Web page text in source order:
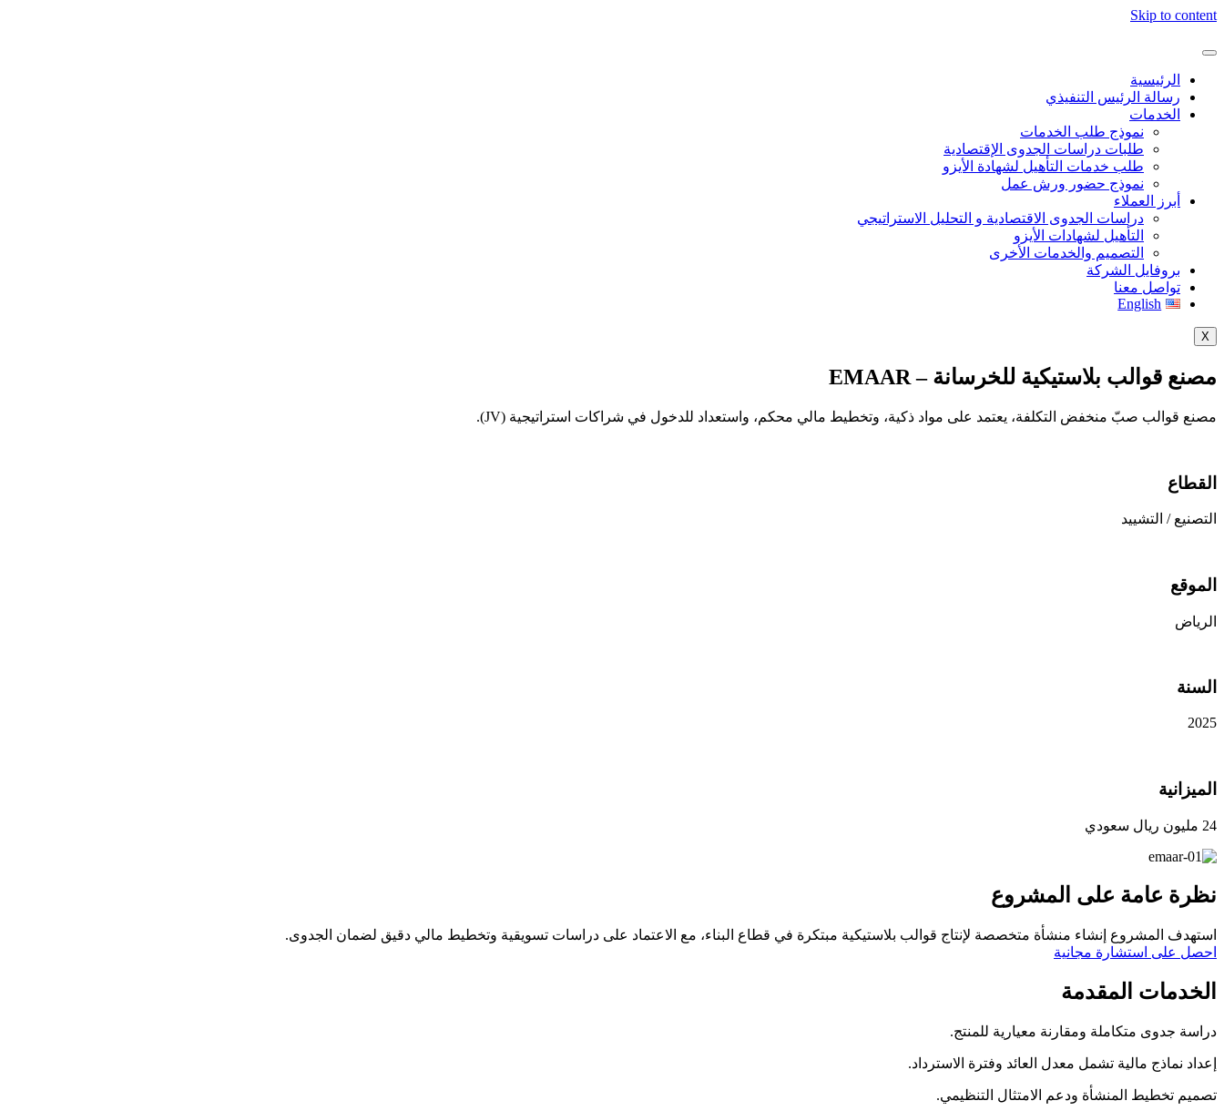
Skip to content
الرئيسية
رسالة الرئيس التنفيذي
الخدمات
نموذج طلب الخدمات
طلبات دراسات الجدوى الإقتصادية
طلب خدمات التأهيل لشهادة الأيزو
نموذج حضور ورش عمل
أبرز العملاء
دراسات الجدوى الاقتصادية و التحليل الاستراتيجي
التأهيل لشهادات الأيزو
التصميم والخدمات الأخرى
بروفايل الشركة
تواصل معنا
English
X
مصنع قوالب بلاستيكية للخرسانة – EMAAR
مصنع قوالب صبّ منخفض التكلفة، يعتمد على مواد ذكية، وتخطيط مالي محكم، واستعداد للدخول في شراكات استراتيجية (JV).
القطاع
التصنيع / التشييد
الموقع
الرياض
السنة
2025
الميزانية
24 مليون ريال سعودي
نظرة عامة على المشروع
استهدف المشروع إنشاء منشأة متخصصة لإنتاج قوالب بلاستيكية مبتكرة في قطاع البناء، مع الاعتماد على دراسات تسويقية وتخطيط مالي دقيق لضمان الجدوى.
احصل على استشارة مجانية
الخدمات المقدمة
دراسة جدوى متكاملة ومقارنة معيارية للمنتج.
إعداد نماذج مالية تشمل معدل العائد وفترة الاسترداد.
تصميم تخطيط المنشأة ودعم الامتثال التنظيمي.